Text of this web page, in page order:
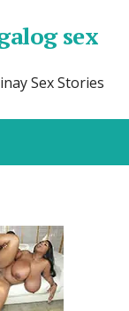
sex
Sex Stories